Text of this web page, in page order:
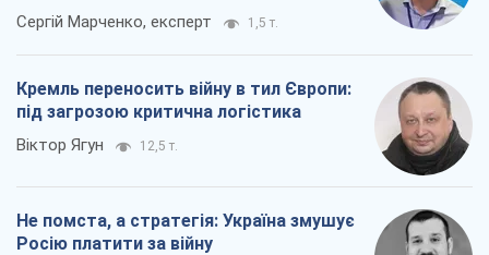
Сергій Марченко, експерт 1,5 т.
Кремль переносить війну в тил Європи:
під загрозою критична логістика
Віктор Ягун 12,5 т.
Не помста, а стратегія: Україна змушує
Росію платити за війну